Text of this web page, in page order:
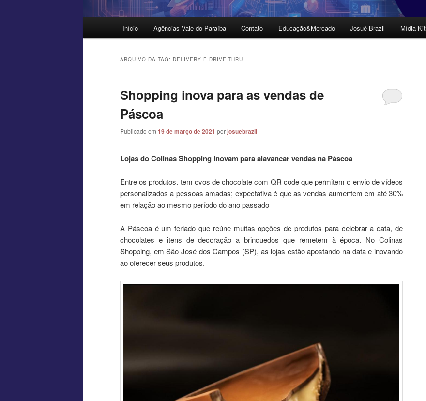
Início Agências Vale do Paraíba Contato Educação&Mercado Josué Brazil Mídia Kit
ARQUIVO DA TAG: DELIVERY E DRIVE-THRU
Shopping inova para as vendas de
Páscoa
Publicado em 19 de março de 2021 porjosuebrazil
Lojas do Colinas Shopping inovam para alavancar vendas na Páscoa
Entre os produtos, tem ovos de chocolate com QR code que permitem o envio de vídeos
personalizados a pessoas amadas; expectativa é que as vendas aumentem em até 30%
em relação ao mesmo período do ano passado
A Páscoa é um feriado que reúne muitas opções de produtos para celebrar a data, de
chocolates e itens de decoração a brinquedos que remetem à época. No Colinas
Shopping, em São José dos Campos (SP), as lojas estão apostando na data e inovando
ao oferecer seus produtos.